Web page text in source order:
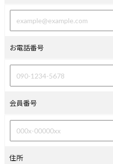
お電話番号
会員番号
住所